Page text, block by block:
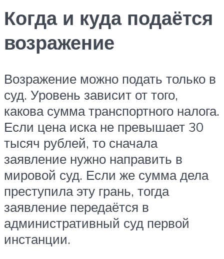
Когда и куда подаётся
возражение
Возражение можно подать только в
суд. Уровень зависит от того,
какова сумма транспортного налога.
Если цена иска не превышает 30
тысяч рублей, то сначала
заявление нужно направить в
мировой суд. Если же сумма дела
преступила эту грань, тогда
заявление передаётся в
административный суд первой
инстанции.